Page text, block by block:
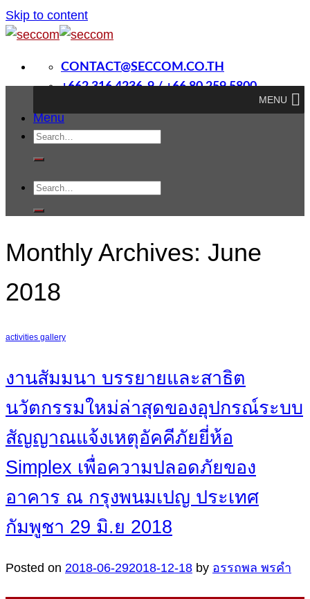
Skip to content
CONTACT@SECCOM.CO.TH
+662 316 4236-9 / +66 80 259 5800
Menu
MENU
Monthly Archives: June
2018
activities gallery
งานสัมมนา บรรยายและสาธิต
นวัตกรรมใหม่ล่าสุดของอุปกรณ์ระบบ
สัญญาณแจ้งเหตุอัคคีภัยยี่ห้อ
Simplex เพื่อความปลอดภัยของ
อาคาร ณ กรุงพนมเปญ ประเทศ
กัมพูชา 29 มิ.ย 2018
Posted on 2018-06-292018-12-18 by อรรถพล พรคำ